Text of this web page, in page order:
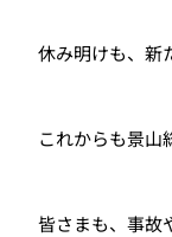
休み明けも、新
これからも景山
皆さまも、事故